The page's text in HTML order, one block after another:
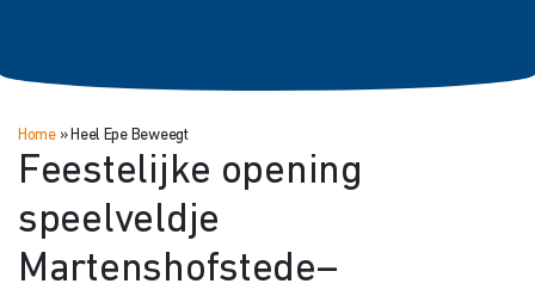
Home» Heel Epe Beweegt
Feestelijke opening
speelveldje
Martenshofstede–